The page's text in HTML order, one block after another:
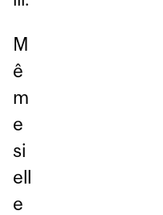
M
ê
m
e
si
ell
e